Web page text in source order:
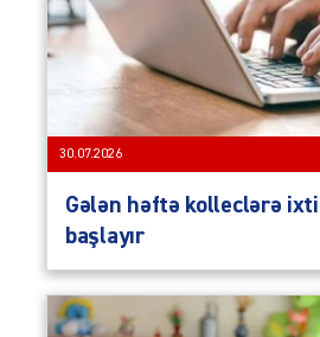
30.07.2026
Gələn həftə kolleclərə
başlayır